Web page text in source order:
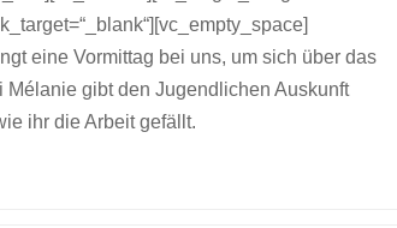
eine Vormittag bei uns, um sich über das
gibt den Jugendlichen Auskunft
ihr die Arbeit gefällt.